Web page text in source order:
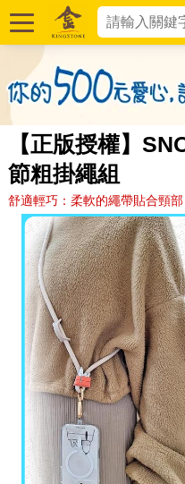
【正版授權】
節粗掛繩組
舒適輕巧：柔軟的繩帶貼合頸